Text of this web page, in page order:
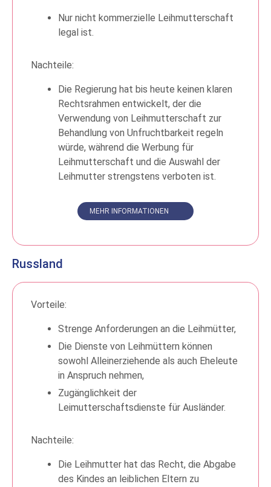
Nur nicht kommerzielle Leihmutterschaft
legal ist.
Nachteile:
Die Regierung hat bis heute keinen klaren
Rechtsrahmen entwickelt, der die
Verwendung von Leihmutterschaft zur
Behandlung von Unfruchtbarkeit regeln
würde, während die Werbung für
Leihmutterschaft und die Auswahl der
Leihmutter strengstens verboten ist.
MEHR INFORMATIONEN
Russland
Vorteile:
Strenge Anforderungen an die Leihmütter,
Die Dienste von Leihmüttern können
sowohl Alleinerziehende als auch Eheleute
in Anspruch nehmen,
Zugänglichkeit der
Leimutterschaftsdienste für Ausländer.
Nachteile:
Die Leihmutter hat das Recht, die Abgabe
des Kindes an leiblichen Eltern zu